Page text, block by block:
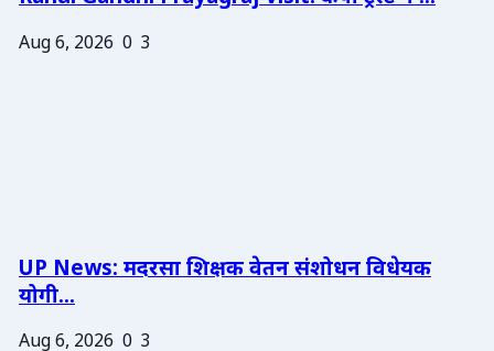
Aug 6, 2026 0 3
UP News: मदरसा शिक्षक वेतन संशोधन विधेयक
योगी...
Aug 6, 2026 0 3